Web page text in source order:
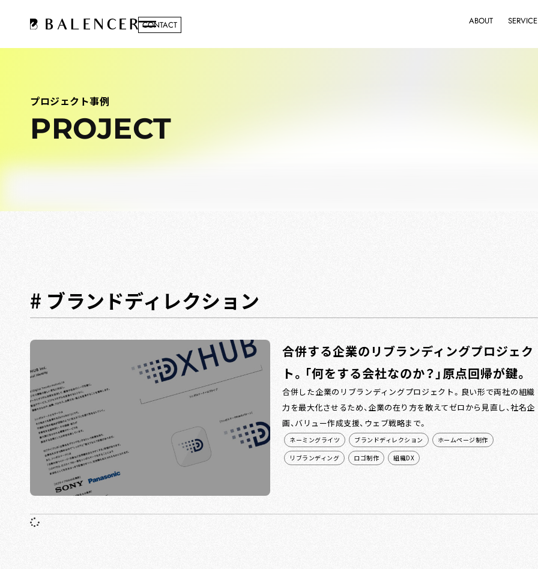
ABOUT SERVICE
CONTACT
プロジェクト事例
PROJECT
# ブランドディレクション
合併する企業のリブランディングプロジェク
ト。「何をする会社なのか？」原点回帰が鍵。
合併した企業のリブランディングプロジェクト。良い形で両社の組織
力を最大化させるため、企業の在り方を敢えてゼロから見直し、社名企
画、バリュー作成支援、ウェブ戦略まで。
ネーミングライツ ブランドディレクション
ホームページ制作
リブランディング
ロゴ制作 組織DX